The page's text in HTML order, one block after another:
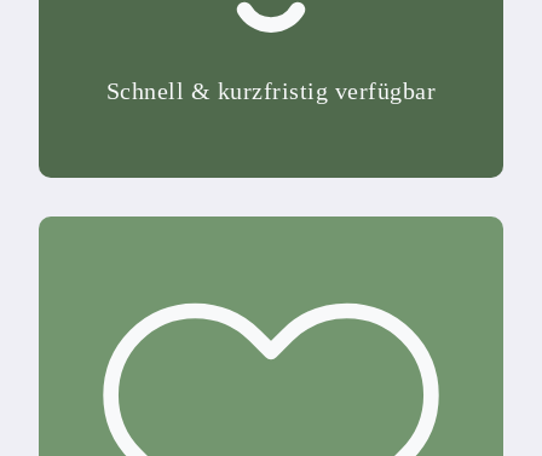
Schnell & kurzfristig verfügbar